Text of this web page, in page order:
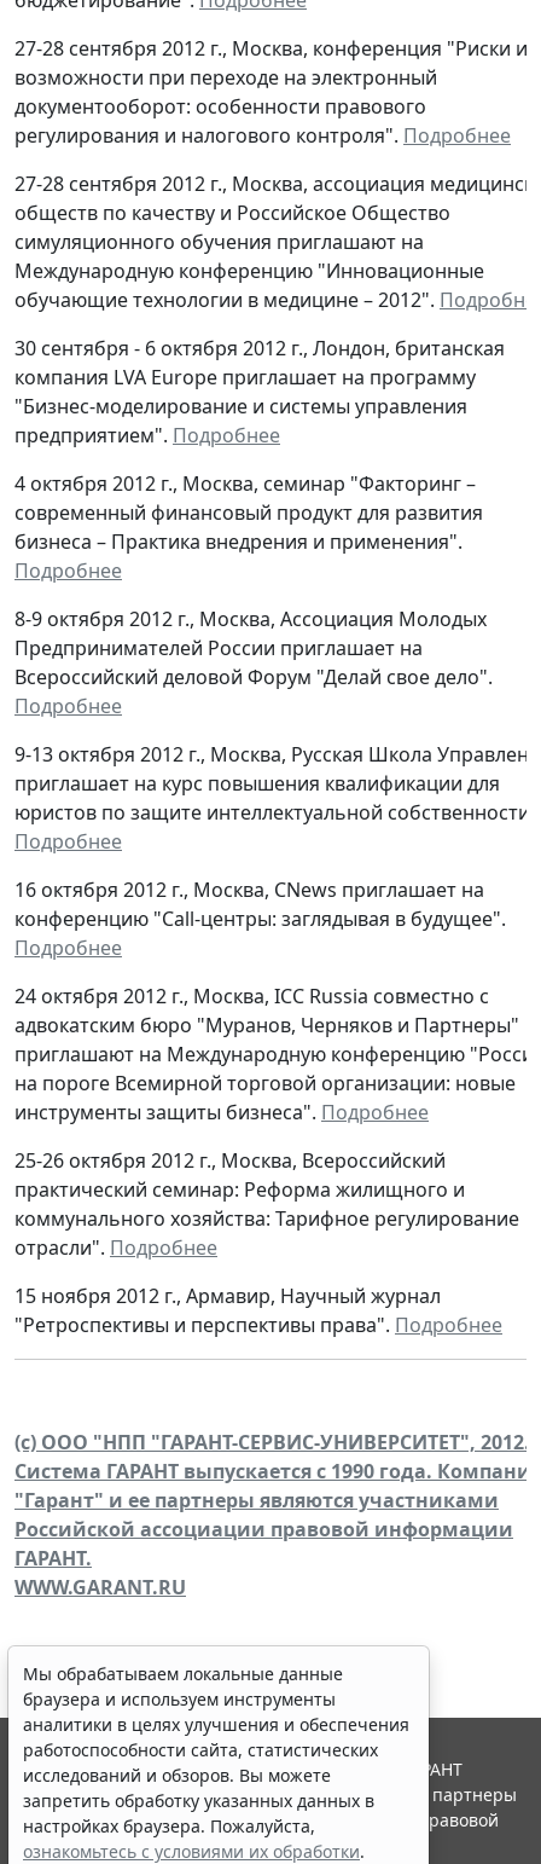
27-28 сентября 2012 г., Москва, конференция "Риски и
возможности при переходе на электронный
документооборот: особенности правового
регулирования и налогового контроля". Подробнее
27-28 сентября 2012 г., Москва, ассоциация
обществ по качеству и Российское Общество
симуляционного обучения приглашают на
Международную конференцию "Инновационные
обучающие технологии в медицине – 2012".
30 сентября - 6 октября 2012 г., Лондон, британская
компания LVA Europe приглашает на программу
"Бизнес-моделирование и системы управления
предприятием". Подробнее
4 октября 2012 г., Москва, семинар "Факторинг –
современный финансовый продукт для развития
бизнеса – Практика внедрения и применения".
Подробнее
8-9 октября 2012 г., Москва, Ассоциация Молодых
Предпринимателей России приглашает на
Всероссийский деловой Форум "Делай свое дело".
Подробнее
9-13 октября 2012 г., Москва, Русская Школа
приглашает на курс повышения квалификации для
юристов по защите интеллектуальной собственности.
Подробнее
16 октября 2012 г., Москва, CNews приглашает на
конференцию "Сall-центры: заглядывая в будущее".
Подробнее
24 октября 2012 г., Москва, ICC Russia совместно с
адвокатским бюро "Муранов, Черняков и Партнеры"
приглашают на Международную конференцию
на пороге Всемирной торговой организации: новые
инструменты защиты бизнеса". Подробнее
25-26 октября 2012 г., Москва, Всероссийский
практический семинар: Реформа жилищного и
коммунального хозяйства: Тарифное регулирование
отрасли". Подробнее
15 ноября 2012 г., Армавир, Научный журнал
"Ретроспективы и перспективы права". Подробнее
(c) ООО "НПП "ГАРАНТ-СЕРВИС-УНИВЕРСИТЕТ", 2012.
Система ГАРАНТ выпускается с 1990 года. Компания
"Гарант" и ее партнеры являются участниками
Российской ассоциации правовой информации
ГАРАНТ.
WWW.GARANT.RU
Мы обрабатываем локальные данные
браузера и используем инструменты
аналитики в целях улучшения и обеспечения
работоспособности сайта, статистических
исследований и обзоров. Вы можете
запретить обработку указанных данных в
настройках браузера. Пожалуйста,
ознакомьтесь с условиями их обработки.
© ООО "НПП "ГАРАНТ-СЕРВИС", 2026. Система ГАРАНТ
выпускается с 1990 года. Компания "Гарант" и ее партнеры
являются участниками Российской ассоциации правовой
информации ГАРАНТ.